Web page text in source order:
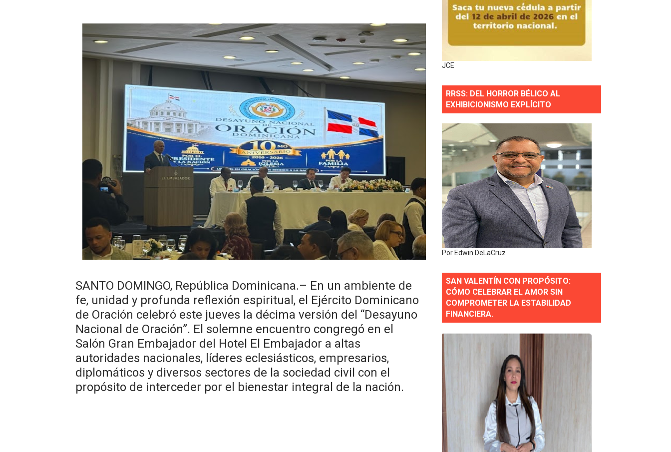
Operativo interagencial frena delitos ambientales y recupera terrenos en zonas protegidas del país
-Propeep y Gestión Presidencial encabezan entrega compensación a comerciantes impactados por la obra vial, en cumplimiento de un
Ministerio de Defensa siembra esperanza y protege el agua mediante Jornada de Reforestación en Manabao
MICM y CECCOM retienen 213,355 galones de combustibles y 46 millones de mercancías en lo que va de año
Bienes Nacionales recauda más de RD 57 millones en segunda subasta pública del año
Residentes en San Juan beneficiados con jornada asistencial de Desarrollo de la Comunidad y Ejército RD
El magistrado Henry Molina decidió no seguir en la Presidencia de la Suprema Corte de Justicia.
​Domingo Plácido critica la situación económica y califica de ineficiente la gestión del gobierno
Graduación XII Promoción Servicio Militar Voluntario
Comedores Comunitarios de DASAC garantizan alimentación de miles de voluntarios y personal de los XXV Juegos Centroamericanos y del
UNTC inicia ofensiva para recuperar fuerza gremial y fortalecer seccional del Distrito Nacional
PRM escogerá este domingo su nueva cúpula directiva con Abinader a la cabeza
Candidato a presidente del Colegio de Notarios hace llamado a la unidad.
Digecac realizará Primer Festival de Plantas 2026
​SANTO DOMINGO, República Dominicana.– En un ambiente de
fe, unidad y profunda reflexión espiritual, el Ejército Dominicano
de Oración celebró este jueves la décima versión del “Desayuno
Nacional de Oración”. El solemne encuentro congregó en el
Salón Gran Embajador del Hotel El Embajador a altas
autoridades nacionales, líderes eclesiásticos, empresarios,
diplomáticos y diversos sectores de la sociedad civil con el
propósito de interceder por el bienestar integral de la nación.
JCE
RRSS: DEL HORROR BÉLICO AL
EXHIBICIONISMO EXPLÍCITO
Por Edwin DeLaCruz
SAN VALENTÍN CON PROPÓSITO:
CÓMO CELEBRAR EL AMOR SIN
COMPROMETER LA ESTABILIDAD
FINANCIERA.